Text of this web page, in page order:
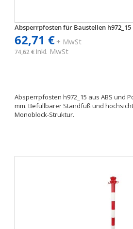
Absperrpfosten für Baustellen h972_15
62,71 €+ MwSt
74,62 € inkl. MwSt
Absperrpfosten h972_15 aus ABS und
mm. Befüllbarer Standfuß und
Monoblock-Struktur.